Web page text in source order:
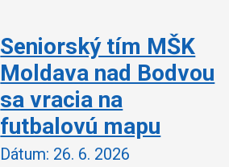
Seniorský tím MŠK
Moldava nad Bodvou
sa vracia na
futbalovú mapu
Dátum: 26. 6. 2026